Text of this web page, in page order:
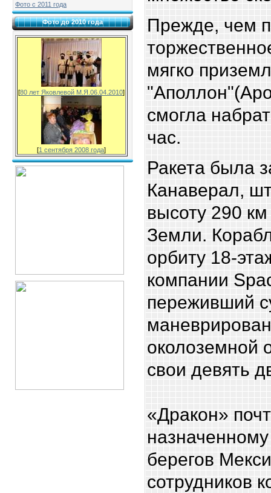
Фото с 2011 года
Фото до 2010 года
[80 лет Яковлевой М.Я.06.04.2010]
[1 сентября 2008 года]
Прежде, чем
мягко
смогла
час.
Ракета была
Канаверал,
высоту 290
Земли.
орбиту 18-
компании
переживший
околоземной
свои девять
«Дракон»
берегов
сотрудников